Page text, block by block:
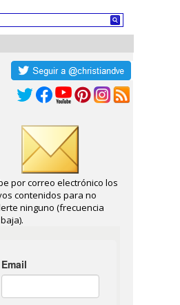
por correo electrónico los
contenidos para no
ninguno (frecuencia